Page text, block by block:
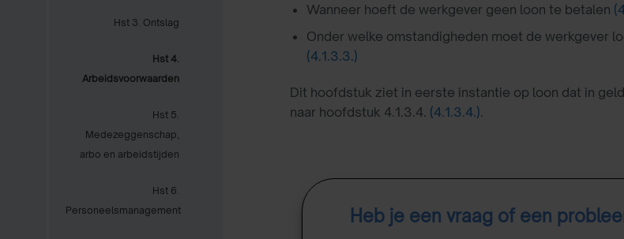
Hst 3. Ontslag
Hst 4.
Arbeidsvoorwaarden
Hst 5.
Medezeggenschap,
arbo en arbeidstijden
Hst 6.
Personeelsmanagement
Wanneer hoeft de werkgever geen loon te betalen
Onder welke omstandigheden moet de werkgever
(4.1.3.3.)
Dit hoofdstuk ziet in eerste instantie op loon dat in
naar hoofdstuk 4.1.3.4. (4.1.3.4.).
Heb je een vraag of een